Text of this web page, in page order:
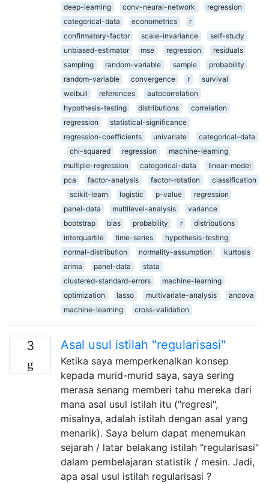
deep-learning
conv-neural-network
regression
categorical-data
econometrics
r
confirmatory-factor
scale-invariance
self-study
unbiased-estimator
mse regression
residuals
sampling
random-variable sample
probability
random-variable
convergence r
survival
weibull
references
autocorrelation
hypothesis-testing
distributions
correlation
regression
statistical-significance
regression-coefficients
univariate
categorical-data
chi-squared
regression
machine-learning
multiple-regression
categorical-data
linear-model
pca
factor-analysis factor-rotation
classification
scikit-learn
logistic p-value
regression
panel-data
multilevel-analysis
variance
bootstrap
bias probability r
distributions
interquartile
time-series
hypothesis-testing
normal-distribution
normality-assumption
kurtosis
arima
panel-data
stata
clustered-standard-errors
machine-learning
optimization
lasso multivariate-analysis
ancova
machine-learning
cross-validation
3 Asal usul istilah "regularisasi"
Ketika saya memperkenalkan konsep
kepada murid-murid saya, saya sering
merasa senang memberi tahu mereka dari
mana asal usul istilah itu ("regresi",
misalnya, adalah istilah dengan asal yang
menarik). Saya belum dapat menemukan
sejarah / latar belakang istilah "regularisasi"
dalam pembelajaran statistik / mesin. Jadi,
apa asal usul istilah regularisasi ?